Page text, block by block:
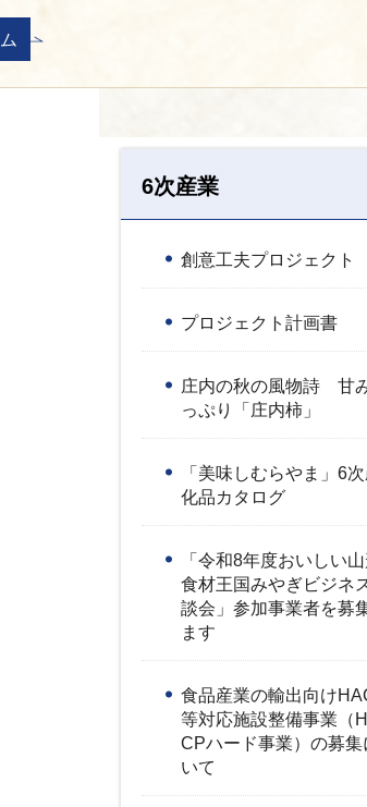
6次産業
創意工夫プロジェクト
プロジェクト計画書
庄内の秋の風物詩 甘
っぷり「庄内柿」
「美味しむらやま」6
化品カタログ
「令和8年度おいしい
食材王国みやぎビジネ
談会」参加事業者を募
ます
食品産業の輸出向け
等対応施設整備事業（
CPハード事業）の募集
いて